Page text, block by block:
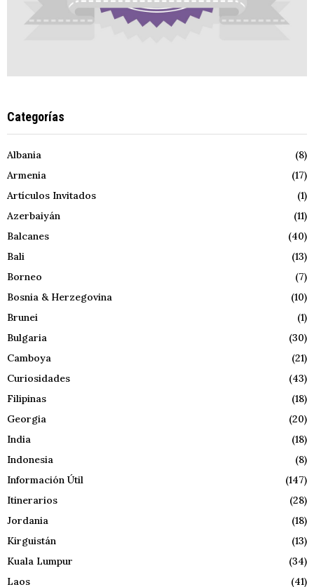
Categorías
Albania
(8)
Armenia
(17)
Artículos Invitados
(1)
Azerbaiyán
(11)
Balcanes
(40)
Bali
(13)
Borneo
(7)
Bosnia & Herzegovina
(10)
Brunei
(1)
Bulgaria
(30)
Camboya
(21)
Curiosidades
(43)
Filipinas
(18)
Georgia
(20)
India
(18)
Indonesia
(8)
Información Útil
(147)
Itinerarios
(28)
Jordania
(18)
Kirguistán
(13)
Kuala Lumpur
(34)
Laos
(41)